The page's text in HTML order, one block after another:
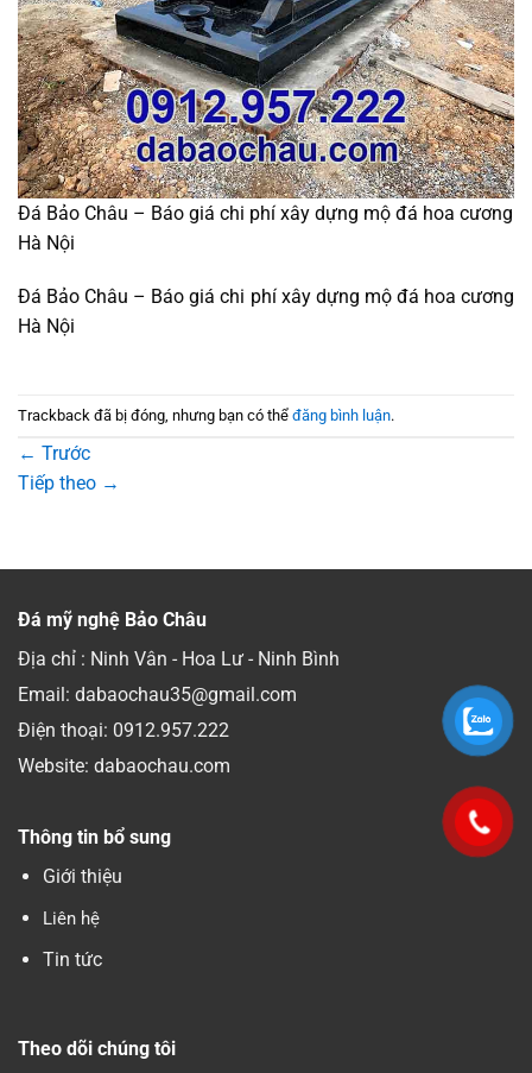
Đá Bảo Châu – Báo giá chi phí xây dựng mộ đá hoa cương
Hà Nội
Đá Bảo Châu – Báo giá chi phí xây dựng mộ đá hoa cương
Hà Nội
Trackback đã bị đóng, nhưng bạn có thể đăng bình luận.
← Trước
Tiếp theo →
Đá mỹ nghệ Bảo Châu
Địa chỉ : Ninh Vân - Hoa Lư - Ninh Bình
Email: dabaochau35@gmail.com
Điện thoại: 0912.957.222
Website: dabaochau.com
Thông tin bổ sung
Giới thiệu
Liên hệ
Tin tức
Theo dõi chúng tôi